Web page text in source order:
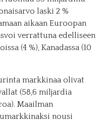
laski 2 %
aikaan Euroopan
verrattuna edelliseen
(4 %), Kanadassa (10
markkinaa olivat
(58,6 miljardia
Maailman
nousi